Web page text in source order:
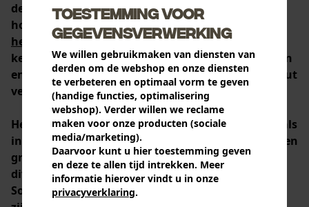
de bosbouw of om uw eigen tuin: met
hoogwaardige accessoires zoalsvel- en
hefgereedschap, verschillendetouwen, vierkante
kettingen met of zonder strophaken, omkeerrollen
en verkortingshaken, ishet transporteren van hout
veel efficiënter.
Het benodigde gereedschap is zowel afzonderlijk als
in praktische sets verkrijgbaar bij KOX. Er is ook een
groot assortiment verschillende uitvoeringen van
diverse soorten gereedschap en accessoires.
Sommigekabelglijbeugels voor choker-kettingen
Toestemming voor
gegevensverwerking
We willen gebruikmaken van diensten van
derden om de webshop en onze diensten
te verbeteren en optimaal vorm te geven
(handige functies, optimalisering
webshop). Verder willen we reclame
maken voor onze producten (sociale
media/marketing).
Daarvoor kunt u hier toestemming geven
en deze te allen tijd intrekken. Meer
informatie hierover vindt u in onze
privacyverklaring.
delen